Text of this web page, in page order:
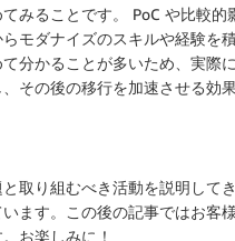
みることです。 PoC や比較
モダナイズのスキルや経験を
分かることが多いため、実際
その後の移行を加速させる効
取り組むべき活動を説明して
ます。この後の記事ではお客
お楽しみに！